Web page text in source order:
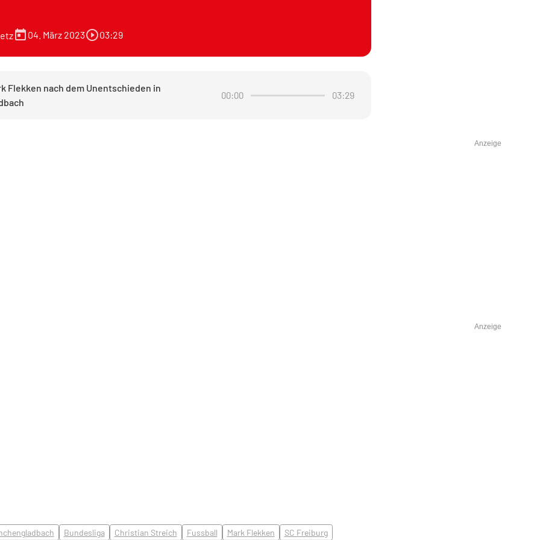
today 04. März 2023play_circle_outline03:29
Flekken nach dem Unentschieden in
00:00 03:29
Anzeige
Anzeige
Bundesliga Christian Streich Fussball Mark Flekken SC Freiburg